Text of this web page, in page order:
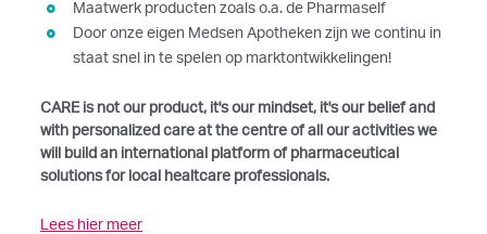
Maatwerk producten zoals o.a. de Pharmaself
Door onze eigen Medsen Apotheken zijn we continu in
staat snel in te spelen op marktontwikkelingen!
CARE is not our product, it's our mindset, it's our belief and
with personalized care at the centre of all our activities we
will build an international platform of pharmaceutical
solutions for local healtcare professionals.
Lees hier meer